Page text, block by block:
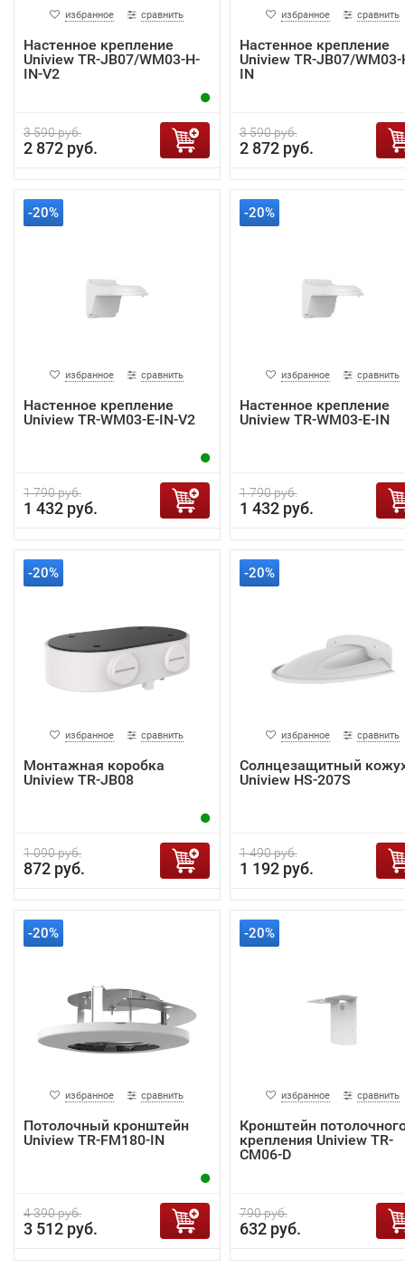
избранное сравнить
Настенное крепление
Uniview TR-JB07/WM03-H-
IN-V2
3 590 руб.
2 872 руб.
избранное сравнить
Настенное крепление
Uniview TR-JB07/WM03-
IN
3 590 руб.
2 872 руб.
-20%
избранное сравнить
Настенное крепление
Uniview TR-WM03-E-IN-V2
1 790 руб.
1 432 руб.
-20%
избранное сравнить
Настенное крепление
Uniview TR-WM03-E-IN
1 790 руб.
1 432 руб.
-20%
избранное сравнить
Монтажная коробка
Uniview TR-JB08
1 090 руб.
872 руб.
-20%
избранное сравнить
Солнцезащитный
Uniview HS-207S
1 490 руб.
1 192 руб.
-20%
избранное сравнить
Потолочный кронштейн
Uniview TR-FM180-IN
4 390 руб.
3 512 руб.
-20%
избранное сравнить
Кронштейн
крепления Uniview TR-
CM06-D
790 руб.
632 руб.